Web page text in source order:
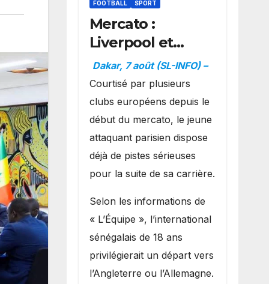
FOOTBALL SPORT
Mercato :
Liverpool et
Dortmund se
positionnent en
favoris pour
recruter Ibrahim
Mbaye
Dakar, 7 août (SL-INFO) –
Courtisé par plusieurs
clubs européens depuis le
début du mercato, le jeune
attaquant parisien dispose
déjà de pistes sérieuses
pour la suite de sa carrière.
Selon les informations de
« L’Équipe », l’international
sénégalais de 18 ans
privilégierait un départ vers
l’Angleterre ou l’Allemagne.